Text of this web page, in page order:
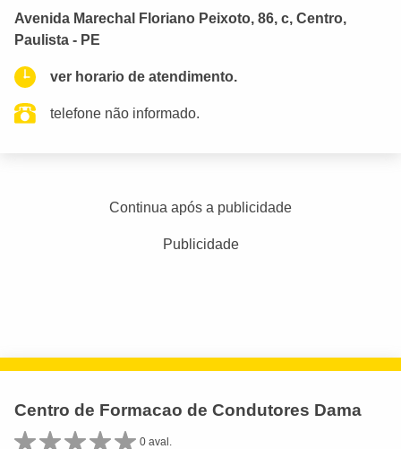
Avenida Marechal Floriano Peixoto, 86, c, Centro,
Paulista - PE
ver horario de atendimento.
telefone não informado.
Continua após a publicidade
Publicidade
Centro de Formacao de Condutores Dama
0 aval.